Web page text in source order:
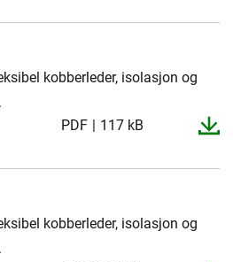
kobberleder, isolasjon og
PDF 117 kB
kobberleder, isolasjon og